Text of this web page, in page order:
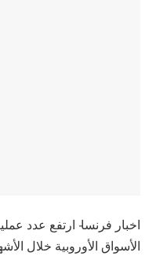
اخبار فرنسا- ارتفع عدد
الأسواق الأوروبية خلال